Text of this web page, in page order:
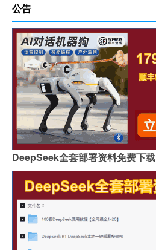
公告
DeepSeek全套部署资料免费下载